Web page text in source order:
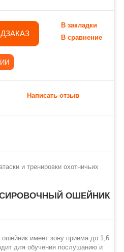
В закладки
В сравнение
Написать отзыв
и тренировки охотничьих
ОШЕЙНИК
имеет зону приема до 1,6
для обучения послушанию и